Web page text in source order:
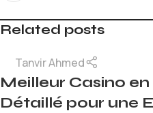
Related posts
Tanvir Ahmed
Meilleur Casino
Détaillé pour une